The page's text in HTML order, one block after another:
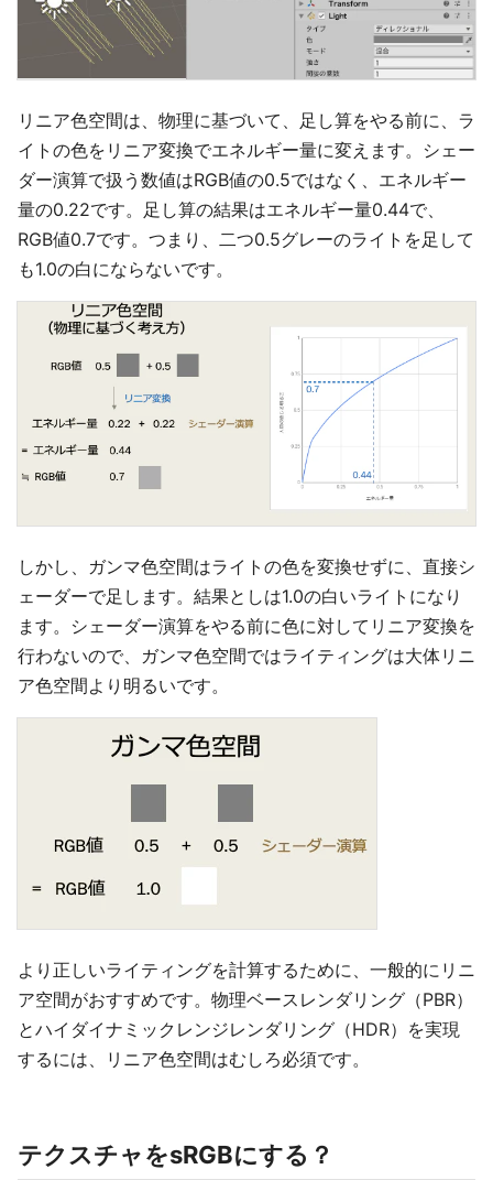
リニア色空間は、物理に基づいて、足し算をやる前に、ラ
イトの色をリニア変換でエネルギー量に変えます。シェー
ダー演算で扱う数値はRGB値の0.5ではなく、エネルギー
量の0.22です。足し算の結果はエネルギー量0.44で、
RGB値0.7です。つまり、二つ0.5グレーのライトを足して
も1.0の白にならないです。
しかし、ガンマ色空間はライトの色を変換せずに、直接シ
ェーダーで足します。結果としは1.0の白いライトになり
ます。シェーダー演算をやる前に色に対してリニア変換を
行わないので、ガンマ色空間ではライティングは大体リニ
ア色空間より明るいです。
より正しいライティングを計算するために、一般的にリニ
ア空間がおすすめです。物理ベースレンダリング（PBR）
とハイダイナミックレンジレンダリング（HDR）を実現
するには、リニア色空間はむしろ必須です。
テクスチャをsRGBにする？